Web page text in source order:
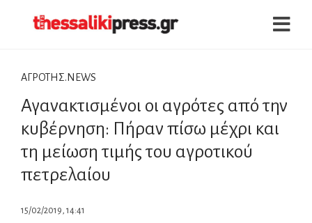
ΑΓΡΟΤΗΣ.NEWS
Αγανακτισμένοι οι αγρότες από την
κυβέρνηση: Πήραν πίσω μέχρι και
τη μείωση τιμής του αγροτικού
πετρελαίου
15/02/2019, 14:41